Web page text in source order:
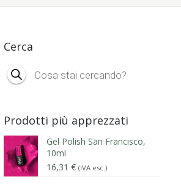
Cerca
search
Prodotti più apprezzati
Gel Polish San Francisco,
10ml
16,31€ (IVA esc.)